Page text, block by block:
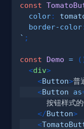
const
color:
border-color
` ;
const Demo = (
<div>
<Button>普
<Button as
</Button>
<